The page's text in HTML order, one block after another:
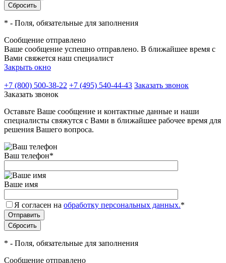
* - Поля, обязательные для заполнения
Сообщение отправлено
Ваше сообщение успешно отправлено. В ближайшее время с
Вами свяжется наш специалист
Закрыть окно
+7 (800) 500-38-22 +7 (495) 540-44-43 Заказать звонок
Заказать звонок
Оставьте Ваше сообщение и контактные данные и наши
специалисты свяжутся с Вами в ближайшее рабочее время для
решения Вашего вопроса.
Ваш телефон*
Ваше имя
Я согласен на обработку персональных данных.*
* - Поля, обязательные для заполнения
Сообщение отправлено